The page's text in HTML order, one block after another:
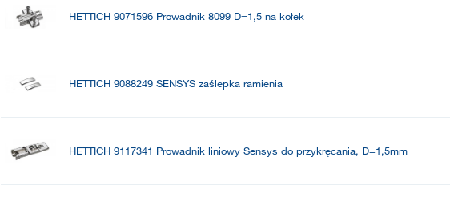
HETTICH 9071596 Prowadnik 8099 D=1,5 na kołek
HETTICH 9088249 SENSYS zaślepka ramienia
HETTICH 9117341 Prowadnik liniowy Sensys do przykręcania, D=1,5mm